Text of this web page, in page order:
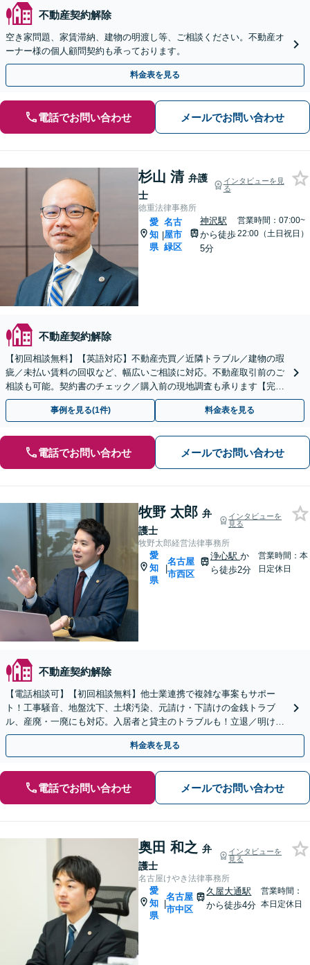
不動産契約解除
空き家問題、家賃滞納、建物の明渡し等、ご相談ください。不動産オ
ーナー様の個人顧問契約も承っております。
料金表を見る
電話でお問い合わせ メールでお問い合わせ
杉山 清 弁護
士
インタビューを見
る
徳重法律事務所
愛
知
県
|
名古
屋市
緑区
神沢駅
から徒歩
5分
営業時間：07:00~
22:00（土日祝日）
不動産契約解除
【初回相談無料】【英語対応】不動産売買／近隣トラブル／建物の瑕
疵／未払い賃料の回収など、幅広いご相談に対応。不動産取引前のご
相談も可能。契約書のチェック／購入前の現地調査も承ります【完全
個室】【夜間・休日面談】【徳重駅／神沢駅5分】
事例を見る(1件) 料金表を見る
電話でお問い合わせ メールでお問い合わせ
牧野 太郎 弁
護士
インタビューを
見る
牧野太郎経営法律事務所
愛
知
県
|
名古屋
市西区
浄心駅 か
ら徒歩2分
営業時間：本
日定休日
不動産契約解除
【電話相談可】【初回相談無料】他士業連携で複雑な事案もサポー
ト！工事騒音、地盤沈下、土壌汚染、元請け・下請けの金銭トラブ
ル、産廃・一廃にも対応。入居者と貸主のトラブルも！立退／明け渡
し請求もお任せ！不動産会社の顧問契約も受付中【浄心駅2分】
料金表を見る
電話でお問い合わせ メールでお問い合わせ
奥田 和之 弁
護士
インタビューを
見る
名古屋けやき法律事務所
愛
知
県
|
名古屋
市中区
久屋大通駅
から徒歩4分
営業時間：
本日定休日